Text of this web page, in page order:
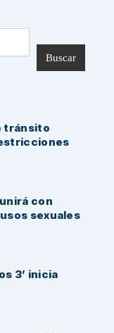
tránsito
con
sexuales
3’ inicia